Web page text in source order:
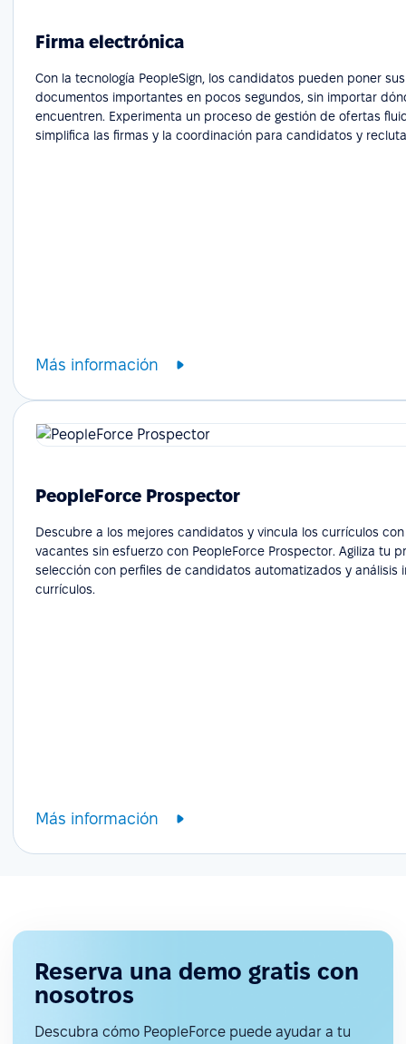
Firma electrónica
Con la tecnología PeopleSign, los candidatos pueden poner
documentos importantes en pocos segundos, sin importar
encuentren. Experimenta un proceso de gestión de ofertas
simplifica las firmas y la coordinación para candidatos y
Más información
PeopleForce Prospector
Descubre a los mejores candidatos y vincula los currículos
vacantes sin esfuerzo con PeopleForce Prospector. Agiliza tu
selección con perfiles de candidatos automatizados y análisis
currículos.
Más información
Reserva una demo gratis con
nosotros
Descubra cómo PeopleForce puede ayudar a tu